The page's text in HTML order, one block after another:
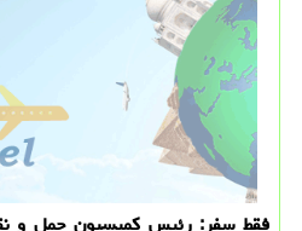
فقط سفر: رئیس كمیسیون حمل و